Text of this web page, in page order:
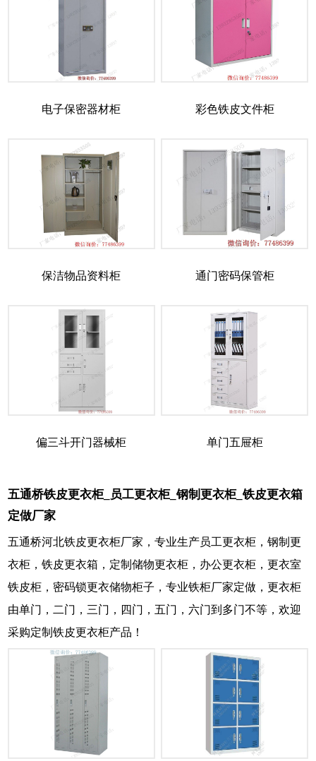
电子保密器材柜 彩色铁皮文件柜
保洁物品资料柜 通门密码保管柜
偏三斗开门器械柜 单门五屉柜
五通桥铁皮更衣柜_员工更衣柜_钢制更衣柜_铁皮更衣箱
定做厂家
五通桥河北铁皮更衣柜厂家，专业生产员工更衣柜，钢制更
衣柜，铁皮更衣箱，定制储物更衣柜，办公更衣柜，更衣室
铁皮柜，密码锁更衣储物柜子，专业铁柜厂家定做，更衣柜
由单门，二门，三门，四门，五门，六门到多门不等，欢迎
采购定制铁皮更衣柜产品！